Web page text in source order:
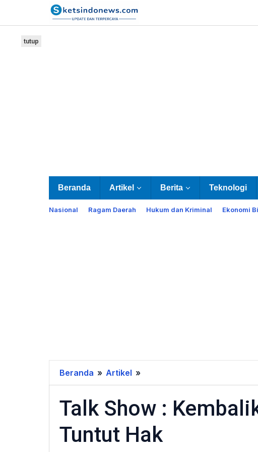
Beranda Artikel Berita Teknologi
Nasional Ragam Daerah Hukum dan Kriminal Ekonomi
tutup
Beranda » Artikel »
Show
Kembalikan
Air
Kami,
Talk Show :
Tuntut Hak